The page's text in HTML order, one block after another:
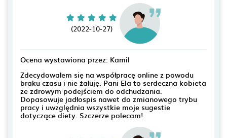
(2022-10-27)
Ocena wystawiona przez: Kamil
Zdecydowałem się na współpracę online z powodu
braku czasu i nie żałuję. Pani Ela to serdeczna kobieta
ze zdrowym podejściem do odchudzania.
Dopasowuje jadłospis nawet do zmianowego trybu
pracy i uwzględnia wszystkie moje sugestie
dotyczące diety. Szczerze polecam!